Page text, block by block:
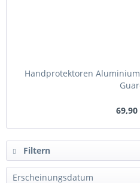
Handprotektoren
Filtern